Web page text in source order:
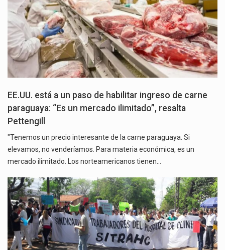
EE.UU. está a un paso de habilitar ingreso de carne
paraguaya: “Es un mercado ilimitado”, resalta
Pettengill
"Tenemos un precio interesante de la carne paraguaya. Si
elevamos, no venderíamos. Para materia económica, es un
mercado ilimitado. Los norteamericanos tienen…